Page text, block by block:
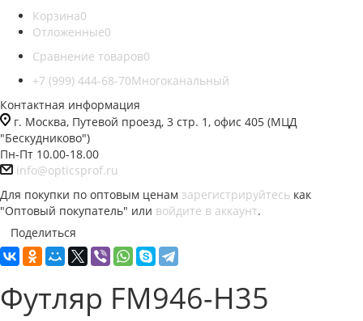
Корзина0
Отложенные0
Сравнение товаров0
+7 (999) 444-68-70Многоканальный
Контактная информация
г. Москва, Путевой проезд, 3 стр. 1, офис 405 (МЦД
"Бескудниково")
Пн-Пт 10.00-18.00
info@opticsprof.ru
Для покупки по оптовым ценам зарегистрируйтесь как
"Оптовый покупатель" или войдите в аккаунт.
Поделиться
Футляр FM946-H35